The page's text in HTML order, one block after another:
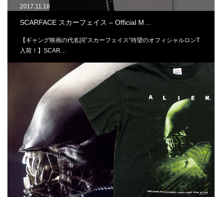
2017.11.18
SCARFACE スカーフェイス – Official M…
【ギャング映画の代名詞”スカーフェイス”待望のオフィシャルロンT
入荷！】SCAR…